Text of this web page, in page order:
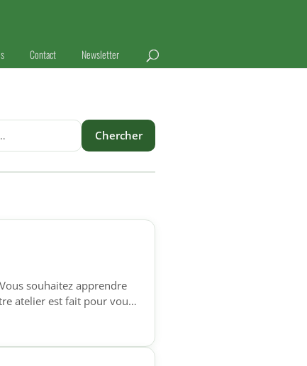
Contact Newsletter
Chercher
souhaitez apprendre
atelier est fait pour vous
qui souhaitent acquérir